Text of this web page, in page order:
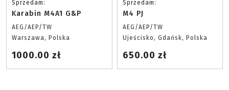
Sprzedam:
Karabin M4A1 G&P
AEG/AEP/TW
Warszawa, Polska
1000.00 zł
Sprzedam:
M4 PJ
AEG/AEP/TW
Ujeścisko, Gdańsk, Polska
650.00 zł